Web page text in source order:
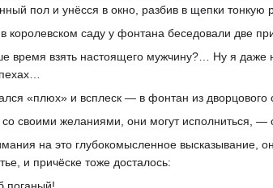
пол и унёсся в окно, разбив в щепки тонкую
королевском саду у фонтана беседовали две
время взять настоящего мужчину?… Ну я даже
«плюх» и всплеск — в фонтан из
своими желаниями, они могут исполниться, —
на это глубокомысленное высказывание,
и причёске тоже досталось: